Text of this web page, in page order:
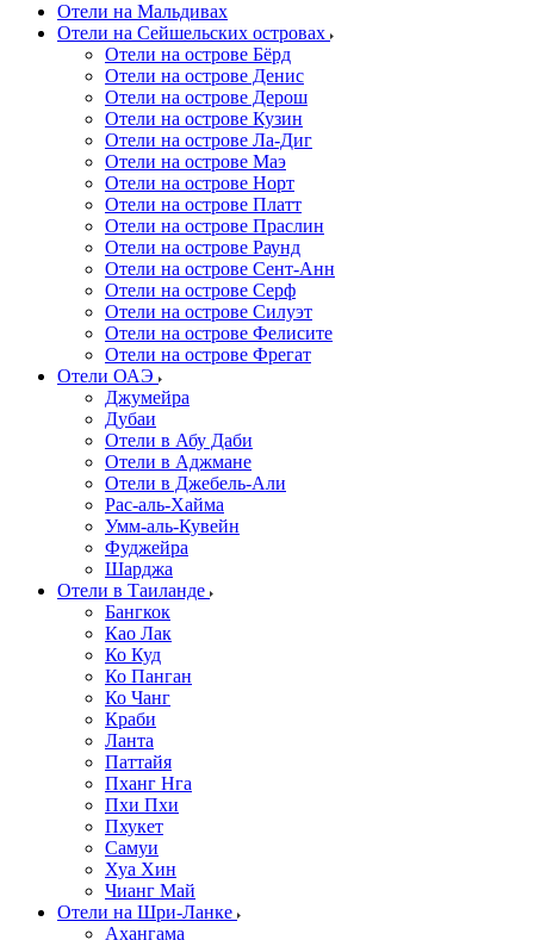
Отели на Мальдивах
Отели на Сейшельских островах
Отели на острове Бёрд
Отели на острове Денис
Отели на острове Дерош
Отели на острове Кузин
Отели на острове Ла-Диг
Отели на острове Маэ
Отели на острове Норт
Отели на острове Платт
Отели на острове Праслин
Отели на острове Раунд
Отели на острове Сент-Анн
Отели на острове Серф
Отели на острове Силуэт
Отели на острове Фелисите
Отели на острове Фрегат
Отели ОАЭ
Джумейра
Дубаи
Отели в Абу Даби
Отели в Аджмане
Отели в Джебель-Али
Рас-аль-Хайма
Умм-аль-Кувейн
Фуджейра
Шарджа
Отели в Таиланде
Бангкок
Као Лак
Ко Куд
Ко Панган
Ко Чанг
Краби
Ланта
Паттайя
Пханг Нга
Пхи Пхи
Пхукет
Самуи
Хуа Хин
Чианг Май
Отели на Шри-Ланке
Ахангама